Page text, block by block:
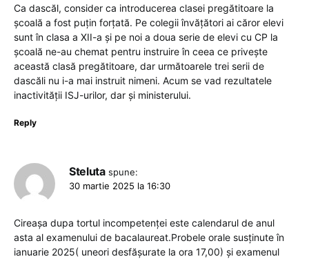
Ca dascăl, consider ca introducerea clasei pregătitoare la
școală a fost puțin forțată. Pe colegii învățători ai căror elevi
sunt în clasa a XII-a și pe noi a doua serie de elevi cu CP la
școală ne-au chemat pentru instruire în ceea ce privește
această clasă pregătitoare, dar următoarele trei serii de
dascăli nu i-a mai instruit nimeni. Acum se vad rezultatele
inactivității ISJ-urilor, dar și ministerului.
Reply
Steluta spune:
30 martie 2025 la 16:30
Cireașa dupa tortul incompetenței este calendarul de anul
asta al examenului de bacalaureat.Probele orale susținute în
ianuarie 2025( uneori desfășurate la ora 17,00) și examenul